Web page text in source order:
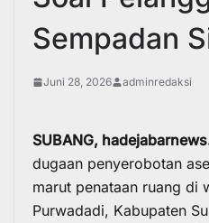
Sempadan
Juni 28, 2026 adminredaksi
SUBANG,
dugaan penyerobotan
marut penataan ruang di
Purwadadi, Kabupaten